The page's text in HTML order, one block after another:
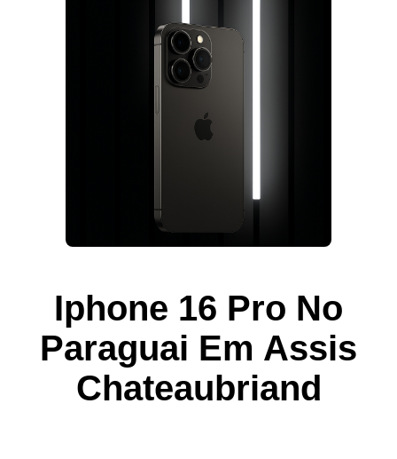
Iphone 16 Pro No
Paraguai Em Assis
Chateaubriand